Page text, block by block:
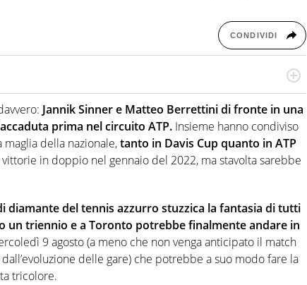
CONDIVIDI
sportivo a tutto campo, è il tuttologo di Virgilio Sport. Provate a
di volley o di curling: ve ne farà innamorare
Jannik Sinner e Matteo Berrettini di fronte in una
prima nel circuito ATP. Insieme hanno condiviso
della nazionale,tanto in Davis Cup quanto in ATP
in doppio nel gennaio del 2022, ma stavolta sarebbe
diamante del tennis azzurro stuzzica la fantasia di tutti
un triennio e a Toronto potrebbe finalmente andare in
9 agosto (a meno che non venga anticipato il match
delle gare) che potrebbe a suo modo fare la
tricolore.